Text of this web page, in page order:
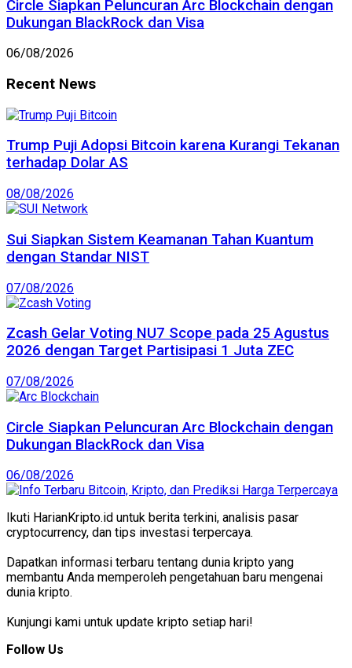
Circle Siapkan Peluncuran Arc Blockchain dengan
Dukungan BlackRock dan Visa
06/08/2026
Recent News
Trump Puji Adopsi Bitcoin karena Kurangi Tekanan
terhadap Dolar AS
08/08/2026
Sui Siapkan Sistem Keamanan Tahan Kuantum
dengan Standar NIST
07/08/2026
Zcash Gelar Voting NU7 Scope pada 25 Agustus
2026 dengan Target Partisipasi 1 Juta ZEC
07/08/2026
Circle Siapkan Peluncuran Arc Blockchain dengan
Dukungan BlackRock dan Visa
06/08/2026
Ikuti HarianKripto.id untuk berita terkini, analisis pasar
cryptocurrency, dan tips investasi terpercaya.
Dapatkan informasi terbaru tentang dunia kripto yang
membantu Anda memperoleh pengetahuan baru mengenai
dunia kripto.
Kunjungi kami untuk update kripto setiap hari!
Follow Us